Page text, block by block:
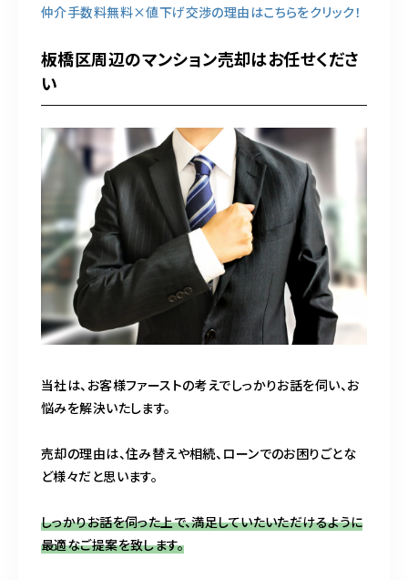
仲介手数料無料×値下げ交渉の理由はこちらをクリック！
板橋区周辺のマンション売却はお任せくださ
い
当社は、お客様ファーストの考えでしっかりお話を伺い、お
悩みを解決いたします。
売却の理由は、住み替えや相続、ローンでのお困りごとな
ど様々だと思います。
しっかりお話を伺った上で、満足していたいただけるように
最適なご提案を致します。